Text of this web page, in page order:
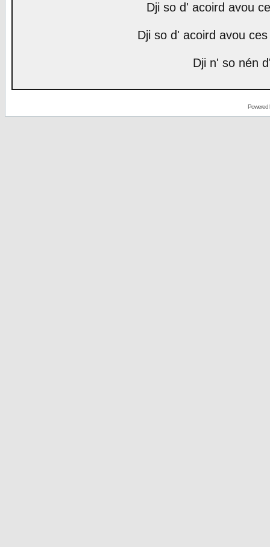
Dji so d' acoird avou
Dji so d' acoird avou
Dji n' so nén
Powered